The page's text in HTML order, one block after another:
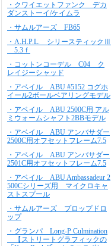
・クワイエットファンク デカ
ダンストーイ/ケイムラ
・サムルアーズ FB65
・A.H.P.L. シリースティックⅢ
5.3ｆ
・コットンコーデル C04 ク
レイジーシャッド
・アベイル ABU #5152 コグホ
イール2ボールベアリングモデル
・アベイル ABU 2500C用 アル
ミウォームシャフト2BBモデル
・アベイル ABU アンバサダー
2500C用オフセットフレーム7.5
・アベイル ABU アンバサダー
2501C用オフセットフレーム7.5
・アベイル ABU Ambassadeur 2
500Cシリーズ用 マイクロキャ
ストスプール
・サムルアーズ プロップドロ
ップ
・グランパ Long-P Culmination
【ストリートグラフィックの